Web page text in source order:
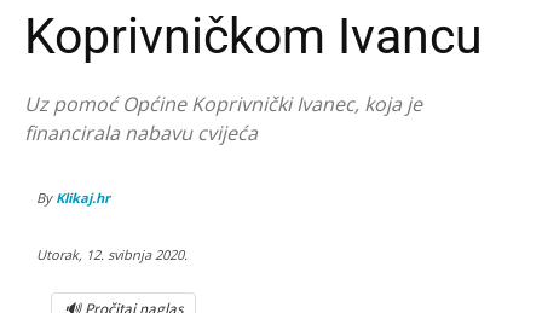
Koprivničkom Ivancu
Uz pomoć Općine Koprivnički Ivanec, koja je
financirala nabavu cvijeća
By Klikaj.hr
Utorak, 12. svibnja 2020.
🔊 Pročitaj naglas